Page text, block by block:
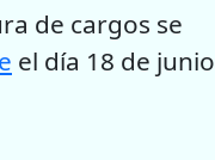
de cargos se
el día 18 de junio